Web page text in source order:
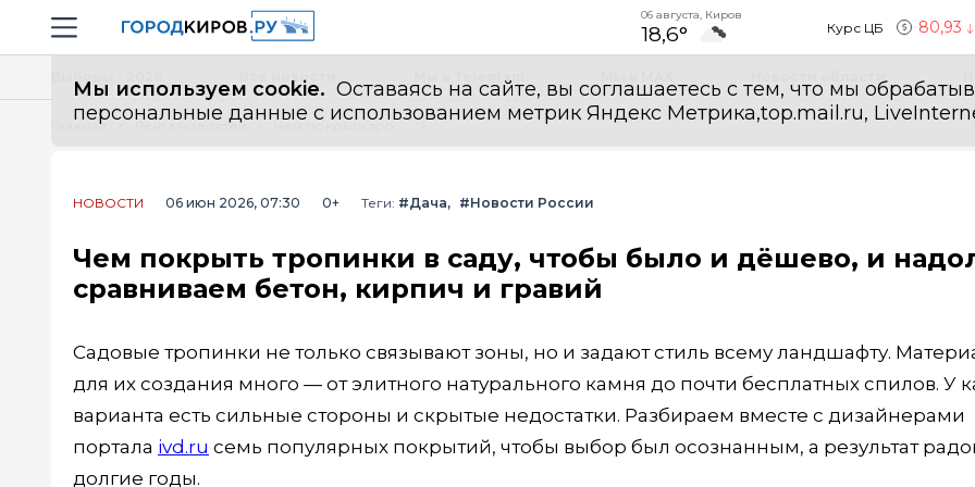
Навигация сайта
06 августа, Киров
18,6° Курс ЦБ 80,93
Мы используем cookie. Оставаясь на сайте, вы соглашаетесь с тем, что мы
персональные данные с использованием метрик Яндекс Метрика,top.mail.ru,
Все новости
Главная Лента новостей
НОВОСТИ 06 июн 2026, 07:30 0+ Теги: #Дача #Новости России
Чем покрыть тропинки в саду, чтобы было и дёшево, и
сравниваем бетон, кирпич и гравий
Садовые тропинки не только связывают зоны, но и задают стиль всему ландшафту.
для их создания много — от элитного натурального камня до почти бесплатных спилов. У
варианта есть сильные стороны и скрытые недостатки. Разбираем вместе с дизайнерами
портала ivd.ru семь популярных покрытий, чтобы выбор был осознанным, а результат
долгие годы.